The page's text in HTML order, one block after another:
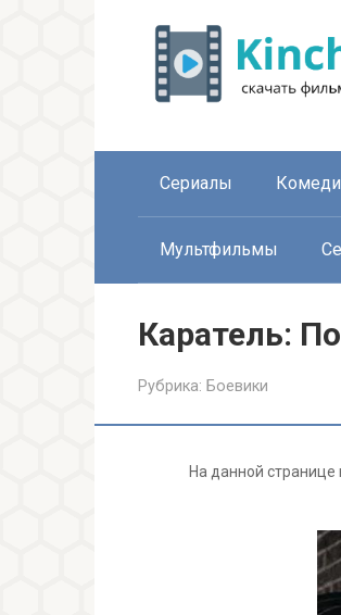
Сериалы
Мультфильмы
Каратель:
Рубрика: Боевики
На данной